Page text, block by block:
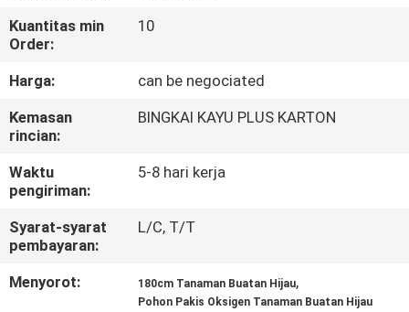
TUR
PABRIK
KONTROL
KUALITAS
HUBUNGI
KAMI
BERITA
Kuantitas min
Order:
10
Harga:
can be negociated
Kemasan
rincian:
BINGKAI KAYU PLUS KARTON
Waktu
pengiriman:
5-8 hari kerja
Syarat-syarat
pembayaran:
L/C, T/T
Menyorot: 180cm Tanaman Buatan Hijau,
Pohon Pakis Oksigen Tanaman Buatan Hijau